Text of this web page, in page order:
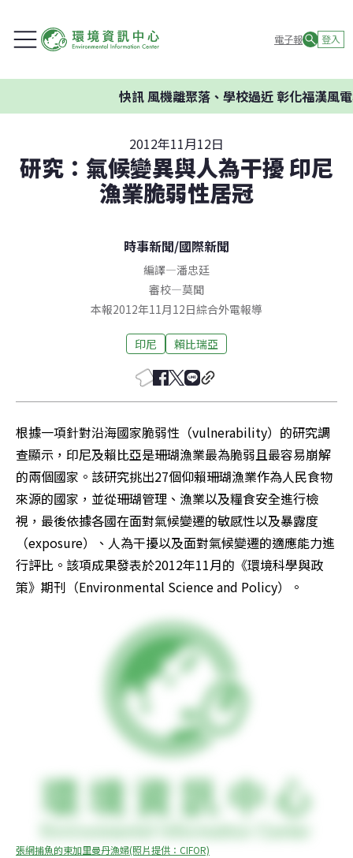
電子報 登入
快訊風機離聚落、學校過近 彰化福漢風電
2012年11月12日
研究：氣候變異與人為干擾 印尼
漁業脆弱性居冠
時事新聞/國際新聞
編譯—潘忠廷
審校—莫聞
本報2012年11月12日綜合外電報導
印尼 賴比瑞亞
根據一項針對沿海國家脆弱性（vulnerability）的研究調
查顯示，印尼及賴比亞是珊瑚漁業最為脆弱且最容易崩解
的兩個國家。該研究挑出27個仰賴珊瑚漁業作為人民食物
來源的國家，並從珊瑚管理、漁業以及糧食安全進行檢
視，最後依據各國在面對氣候變遷的敏感性以及暴露度
（exposure）、人為干擾以及面對氣候變遷的適應能力進
行評比。該項成果發表於2012年11月的《環境科學與政
策》期刊（Environmental Science and Policy）。
張網捕魚的東加里曼丹漁婦(照片提供：CIFOR)